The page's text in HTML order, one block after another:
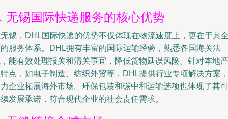
无锡国际快递服务的核心优势
锡，DHL国际快递的优势不仅体现在物流速度上，更在于其
服务体系。DHL拥有丰富的国际运输经验，熟悉各国海关法
能有效处理报关和清关事宜，降低货物延误风险。针对本地产
点，如电子制造、纺织外贸等，DHL提供行业专项解决方案
企业拓展海外市场。环保包装和碳中和运输选项也体现了其可
发展承诺，符合现代企业的社会责任需求。